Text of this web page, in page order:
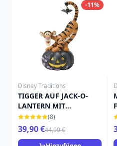
-11%
Disney Traditions
TIGGER AUF JACK-O-
LANTERN MIT
FLEDERMAUS - DISNEY
TRADITIONS
(8)
39,90 €44,90 €